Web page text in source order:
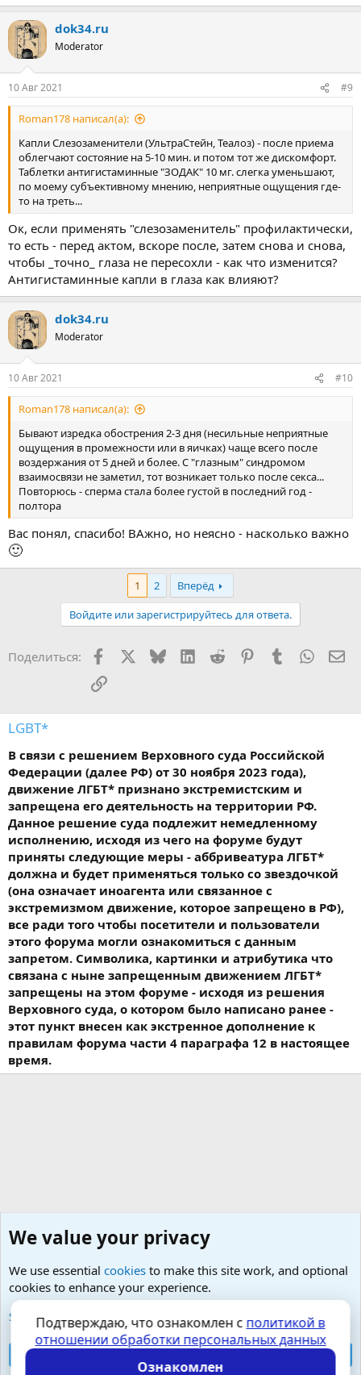
dok34.ru
Moderator
10 Авг 2021 #9
Roman178 написал(а):
Капли Слезозаменители (УльтраСтейн, Теалоз) - после приема
облегчают состояние на 5-10 мин. и потом тот же дискомфорт.
Таблетки антигистаминные "ЗОДАК" 10 мг. слегка уменьшают,
по моему субъективному мнению, неприятные ощущения где-
то на треть...
Ок, если применять "слезозаменитель" профилактически,
то есть - перед актом, вскоре после, затем снова и снова,
чтобы _точно_ глаза не пересохли - как что изменится?
Антигистаминные капли в глаза как влияют?
dok34.ru
Moderator
10 Авг 2021 #10
Roman178 написал(а):
Бывают изредка обострения 2-3 дня (несильные неприятные
ощущения в промежности или в яичках) чаще всего после
воздержания от 5 дней и более. С "глазным" синдромом
взаимосвязи не заметил, тот возникает только после секса...
Повторюсь - сперма стала более густой в последний год -
полтора
Вас понял, спасибо! ВАжно, но неясно - насколько важно
🙂
1 2
Вперёд
Войдите или зарегистрируйтесь для ответа.
Поделиться: Facebook BlueskyLinkedIn
Reddit PinterestTumblr
Ссылка
LGBT*
В связи с решением Верховного суда Российской
Федерации (далее РФ) от 30 ноября 2023 года),
движение ЛГБТ* признано экстремистским и
запрещена его деятельность на территории РФ.
Данное решение суда подлежит немедленному
исполнению, исходя из чего на форуме будут
приняты следующие меры - аббривеатура ЛГБТ*
должна и будет применяться только со звездочкой
(она означает иноагента или связанное с
экстремизмом движение, которое запрещено в РФ),
все ради того чтобы посетители и пользователи
этого форума могли ознакомиться с данным
запретом. Символика, картинки и атрибутика что
связана с ныне запрещенным движением ЛГБТ*
запрещены на этом форуме - исходя из решения
Верховного суда, о котором было написано ранее -
этот пункт внесен как экстренное дополнение к
правилам форума части 4 параграфа 12 в настоящее
время.
Любые вопросы от Гостей - анонимно
Cookies
Russian (RU)
Условия и правила
We value your privacy
We use essential cookies to make this site work, and optional
cookies to enhance your experience.
See further information and configure your preferences
Подтверждаю, что ознакомлен с политикой в
отношении обработки персональных данных
Ознакомлен